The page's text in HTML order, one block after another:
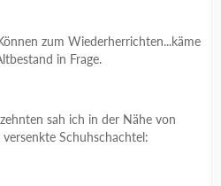
zum Wiederherrichten...käme
in Frage.
sah ich in der Nähe von
Schuhschachtel: